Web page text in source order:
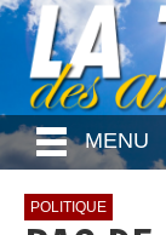
MENU
POLITIQUE